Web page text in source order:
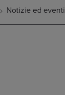
Notizie ed eventi